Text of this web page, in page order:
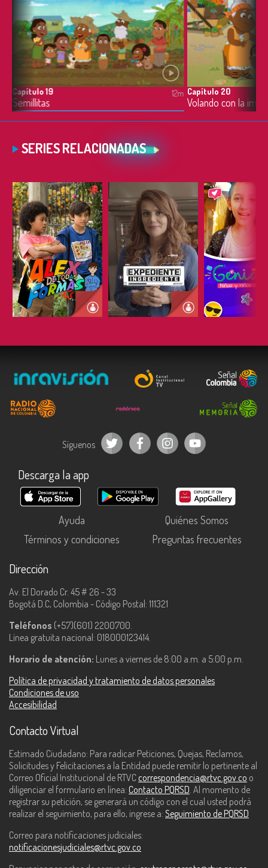
Capítulo 19
Semillitas
12m Capítulo 20
Volando con la
SERIES RELACIONADAS
ESCUCHAR ESCUCHAR
Síguenos
Descarga la app
Ayuda
Quiénes Somos
Términos y condiciones
Preguntas frecuentes
Dirección
Av. El Dorado Cr. 45 # 26 - 33
Bogotá D.C, Colombia - Código Postal: 111321
Teléfonos (+57)(601) 2200700.
Línea gratuita nacional: 018000123414.
Horario de atención: Lunes a viernes de 8:00 a.m. a 5:00 p.m.
Política de privacidad y tratamiento de datos personales
Condiciones de uso
Accesibilidad
Contacto Virtual
Estimado Ciudadano: Para radicar Peticiones, Quejas, Reclamos,
Solicitudes y Felicitaciones a la Entidad puede remitir lo pertinente al
Correo Oficial Institucional de RTVC correspondencia@rtvc.gov.co o
diligenciar el formulario en línea: Contacto PQRSD. Al momento de
registrar su petición, se generará un código con el cual usted podrá
realizar el seguimiento, para ello, ingrese a: Seguimiento de PQRSD
Correo para notificaciones judiciales:
notificacionesjudiciales@rtvc.gov.co